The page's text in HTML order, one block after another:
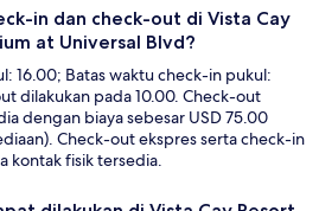
in dan check-out di Vista Cay
at Universal Blvd?
16.00; Batas waktu check-in pukul:
dilakukan pada 10.00. Check-out
dengan biaya sebesar USD 75.00
Check-out ekspres serta check-in
kontak fisik tersedia.